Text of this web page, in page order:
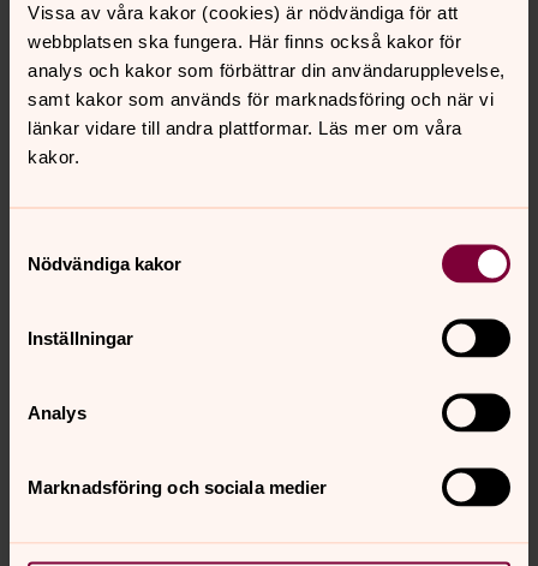
Vissa av våra kakor (cookies) är nödvändiga för att
webbplatsen ska fungera. Här finns också kakor för
analys och kakor som förbättrar din användarupplevelse,
samt kakor som används för marknadsföring och när vi
länkar vidare till andra plattformar. Läs mer om våra
kakor.
Nödvändiga kakor
Inställningar
Analys
Marknadsföring och sociala medier
Bön för dagen
Aftonböner
Be en bön, tänd ett ljus
På bönewebben kan du be en bön eller tända ett ljus.
frisk eller någon sjuk. För dig själv eller för någon annan.
Vår Fader
Många kallar den också för Herrens bön eller Fader vår.